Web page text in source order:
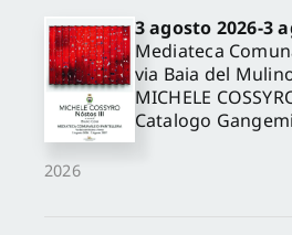
2026
3 agosto 2026-3
Mediateca
via Baia del
MICHELE
Catalogo